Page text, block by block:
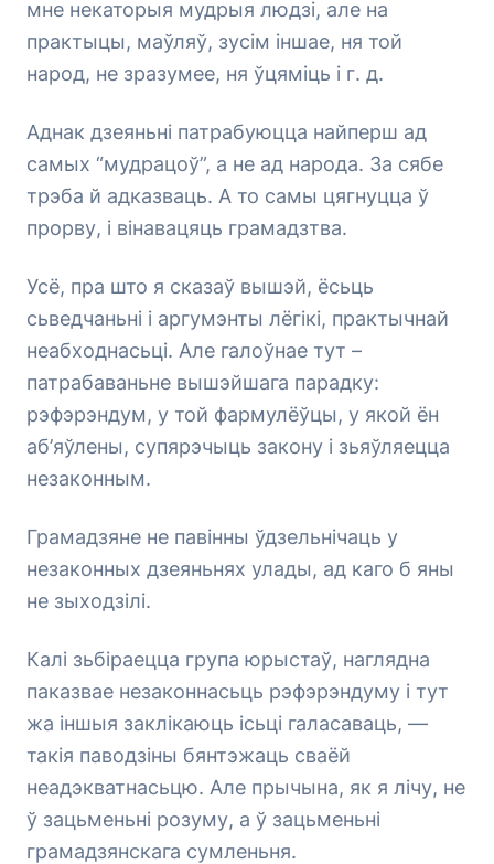
мне некаторыя мудрыя людзі, але на
практыцы, маўляў, зусім іншае, ня той
народ, не зразумее, ня ўцяміць і г. д.
Аднак дзеяньні патрабуюцца найперш ад
самых “мудрацоў”, а не ад народа. За сябе
трэба й адказваць. А то самы цягнуцца ў
прорву, і вінавацяць грамадзтва.
Усё, пра што я сказаў вышэй, ёсьць
сьведчаньні і аргумэнты лёгікі, практычнай
неабходнасьці. Але галоўнае тут –
патрабаваньне вышэйшага парадку:
рэфэрэндум, у той фармулёўцы, у якой ён
аб’яўлены, супярэчыць закону і зьяўляецца
незаконным.
Грамадзяне не павінны ўдзельнічаць у
незаконных дзеяньнях улады, ад каго б яны
не зыходзілі.
Калі зьбіраецца група юрыстаў, наглядна
паказвае незаконнасьць рэфэрэндуму і тут
жа іншыя заклікаюць ісьці галасаваць, —
такія паводзіны бянтэжаць сваёй
неадэкватнасьцю. Але прычына, як я лічу, не
ў зацьменьні розуму, а ў зацьменьні
грамадзянскага сумленьня.